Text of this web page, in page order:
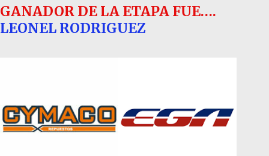
GANADOR DE LA ETAPA FUE….
LEONEL RODRIGUEZ